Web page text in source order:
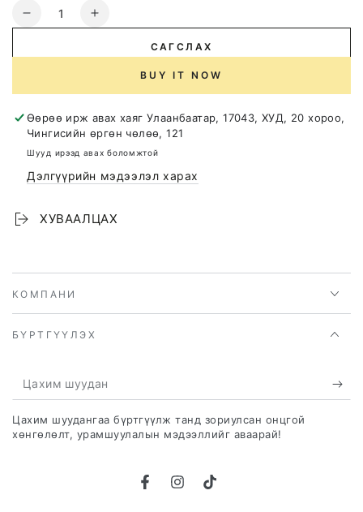
Quantity
Decrease
for
Increase
for
САГСЛАХ
BUY IT NOW
Өөрөө ирж авах хаяг Улаанбаатар, 17043, ХУД, 20 хороо,
Чингисийн өргөн чөлөө, 121
Шууд ирээд авах боломжтой
Дэлгүүрийн мэдээлэл харах
ХУВААЛЦАХ
КОМПАНИ
БҮРТГҮҮЛЭХ
Цахим
шуудан
Цахим шуудангаа бүртгүүлж танд зориулсан онцгой
хөнгөлөлт, урамшуулалын мэдээллийг аваарай!
FacebookInstagram
TikTok